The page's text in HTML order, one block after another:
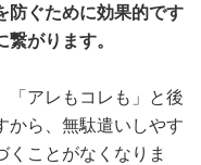
防ぐために効果的です
がります。
「アレもコレも」と後
から、無駄遣いしやす
くことがなくなりま